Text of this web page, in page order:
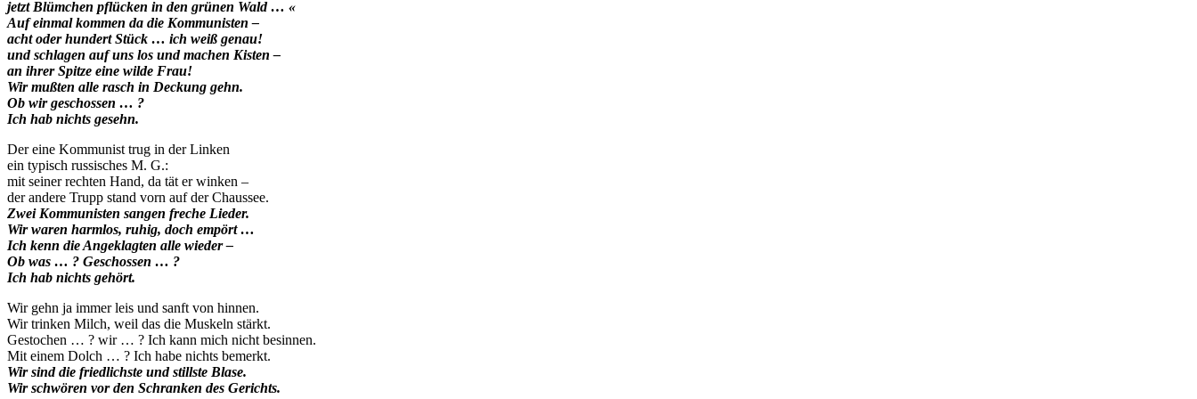
jetzt Blümchen pflücken in den grünen Wald … «
Auf einmal kommen da die Kommunisten –
acht oder hundert Stück … ich weiß genau!
und schlagen auf uns los und machen Kisten –
an ihrer Spitze eine wilde Frau!
Wir mußten alle rasch in Deckung gehn.
Ob wir geschossen … ?
Ich hab nichts gesehn.
Der eine Kommunist trug in der Linken
ein typisch russisches M. G.:
mit seiner rechten Hand, da tät er winken –
der andere Trupp stand vorn auf der Chaussee.
Zwei Kommunisten sangen freche Lieder.
Wir waren harmlos, ruhig, doch empört …
Ich kenn die Angeklagten alle wieder –
Ob was … ? Geschossen … ?
Ich hab nichts gehört.
Wir gehn ja immer leis und sanft von hinnen.
Wir trinken Milch, weil das die Muskeln stärkt.
Gestochen … ? wir … ? Ich kann mich nicht besinnen.
Mit einem Dolch … ? Ich habe nichts bemerkt.
Wir sind die friedlichste und stillste Blase.
Wir schwören vor den Schranken des Gerichts.